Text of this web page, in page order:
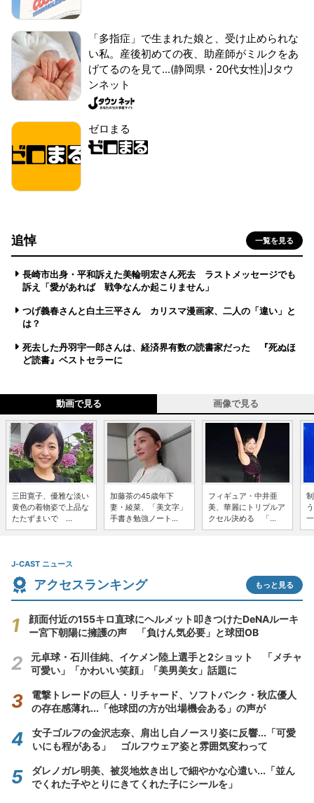
「多指症」で生まれた娘と、受け止められな
い私。産後初めての夜、助産師がミルクをあ
げてるのを見て...(静岡県・20代女性)|Jタウ
ンネット
ゼロまる
追悼 一覧を見る
長崎市出身・平和訴えた美輪明宏さん死去 ラストメッセージでも
訴え「愛があれば 戦争なんか起こりません」
つげ義春さんと白土三平さん カリスマ漫画家、二人の「違い」と
は？
死去した丹羽宇一郎さんは、経済界有数の読書家だった 『死ぬほ
ど読書』ベストセラーに
動画で見る 画像で見る
三田寛子、優雅な淡い
黄色の着物姿で上品な
たたずまいで ...
加藤茶の45歳年下
妻・綾菜、「美文字」
手書き勉強ノート...
フィギュア・中井亜
美、華麗にトリプルア
クセル決める 「...
J-CAST ニュース
アクセスランキング もっと見る
顔面付近の155キロ直球にヘルメット叩きつけたDeNAルーキ
ー宮下朝陽に擁護の声 「負けん気必要」と球団OB
元卓球・石川佳純、イケメン陸上選手と2ショット 「メチャ
可愛い」「かわいい笑顔」「美男美女」話題に
電撃トレードの巨人・リチャード、ソフトバンク・秋広優人
の存在感薄れ...「他球団の方が出場機会ある」の声が
女子ゴルフの金沢志奈、肩出し白ノースリ姿に反響...「可愛
いにも程がある」 ゴルフウェア姿と雰囲気変わって
ダレノガレ明美、被災地炊き出しで細やかな心遣い...「並ん
でくれた子やとりにきてくれた子にシールを」